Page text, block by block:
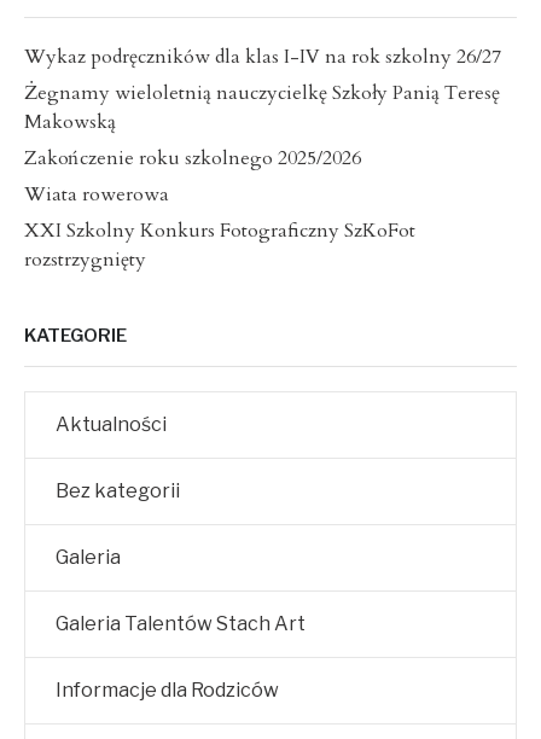
Wykaz podręczników dla klas I-IV na rok szkolny 26/27
Żegnamy wieloletnią nauczycielkę Szkoły Panią Teresę
Makowską
Zakończenie roku szkolnego 2025/2026
Wiata rowerowa
XXI Szkolny Konkurs Fotograficzny SzKoFot
rozstrzygnięty
KATEGORIE
Aktualności
Bez kategorii
Galeria
Galeria Talentów Stach Art
Informacje dla Rodziców